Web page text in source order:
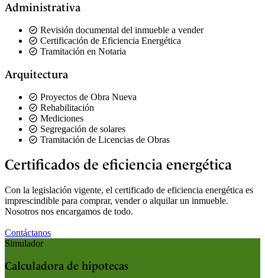
Administrativa
Revisión documental del inmueble a vender
Certificación de Eficiencia Energética
Tramitación en Notaria
Arquitectura
Proyectos de Obra Nueva
Rehabilitación
Mediciones
Segregación de solares
Tramitación de Licencias de Obras
Certificados de eficiencia energética
Con la legislación vigente, el certificado de eficiencia energética es
imprescindible para comprar, vender o alquilar un inmueble.
Nosotros nos encargamos de todo.
Contáctanos
Simulador
Calculadora de hipotecas